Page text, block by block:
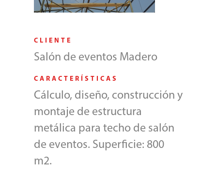
CLIENTE
Salón de eventos Madero
CARACTERÍSTICAS
Cálculo, diseño, construcción y
montaje de estructura
metálica para techo de salón
de eventos. Superficie: 800
m2.